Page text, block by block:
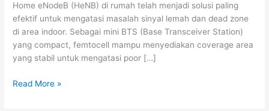
Home eNodeB (HeNB) di rumah telah menjadi solusi paling
efektif untuk mengatasi masalah sinyal lemah dan dead zone
di area indoor. Sebagai mini BTS (Base Transceiver Station)
yang compact, femtocell mampu menyediakan coverage area
yang stabil untuk mengatasi poor […]
Read More »